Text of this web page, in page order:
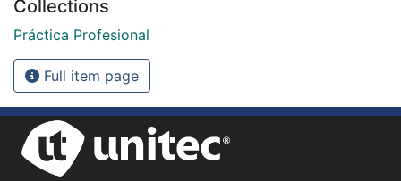
Collections
Práctica Profesional
Full item page